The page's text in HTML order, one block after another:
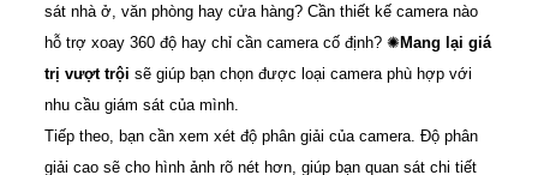
sát nhà ở, văn phòng hay cửa hàng? Cần thiết kế camera nào
hỗ trợ xoay 360 độ hay chỉ cần camera cố định? ✺Mang lại giá
trị vượt trội sẽ giúp bạn chọn được loại camera phù hợp với
nhu cầu giám sát của mình.
Tiếp theo, bạn cần xem xét độ phân giải của camera. Độ phân
giải cao sẽ cho hình ảnh rõ nét hơn, giúp bạn quan sát chi tiết